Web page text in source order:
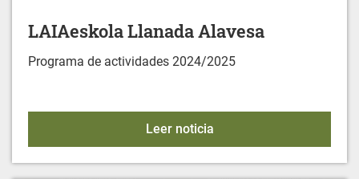
LAIAeskola Llanada Alavesa
Programa de actividades 2024/2025
Leer noticiaLAIAeskola Llanada